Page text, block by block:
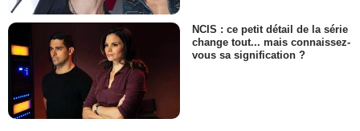
NCIS : ce petit détail de la série
change tout... mais connaissez-
vous sa signification ?